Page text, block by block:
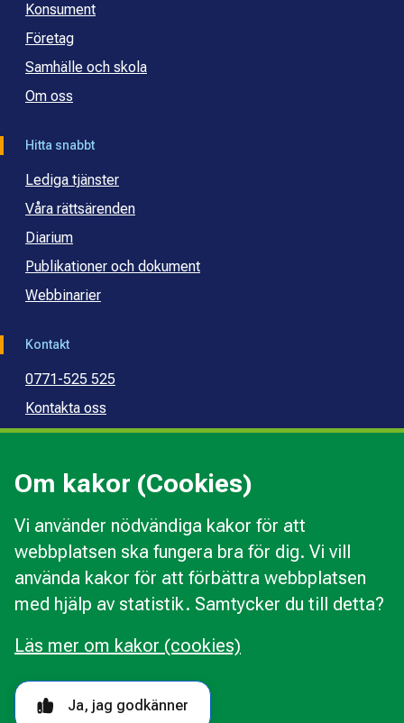
Om kakor (Cookies)
Vi använder nödvändiga kakor för att
webbplatsen ska fungera bra för dig. Vi vill
använda kakor för att förbättra webbplatsen
med hjälp av statistik. Samtycker du till detta?
Ja, jag godkänner
Läs mer om kakor (cookies)
Konsument
Företag
Samhälle och skola
Om oss
Hitta snabbt
Lediga tjänster
Våra rättsärenden
Diarium
Publikationer och dokument
Webbinarier
Kontakt
0771-525 525
Kontakta oss
Press
Kommunal budget- och skuldrådgivning
Om webbplatsen
Behandling av personuppgifter